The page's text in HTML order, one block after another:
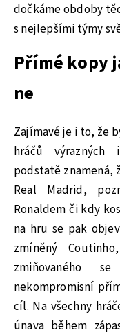
dočkáme obdoby
s nejlepšími týmy
Přímé kopy
ne
Zajímavé je i to, že
hráčů výrazných
podstatě znamená,
Real Madrid,
Ronaldem či kdy
na hru se pak
zmíněný
zmiňovaného
nekompromisní
cíl. Na všechny
únava během